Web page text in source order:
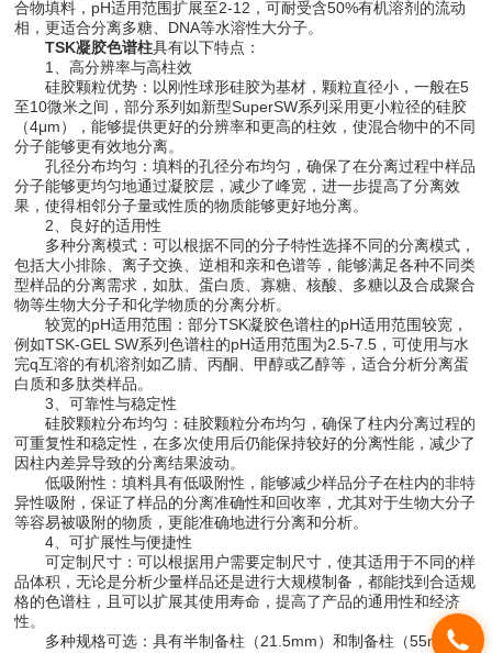
合物填料，pH适用范围扩展至2-12，可耐受含50%有机溶剂的流动
相，更适合分离多糖、DNA等水溶性大分子。
TSK凝胶色谱柱具有以下特点：
1、高分辨率与高柱效
硅胶颗粒优势：以刚性球形硅胶为基材，颗粒直径小，一般在5
至10微米之间，部分系列如新型SuperSW系列采用更小粒径的硅胶
（4μm），能够提供更好的分辨率和更高的柱效，使混合物中的不同
分子能够更有效地分离。
孔径分布均匀：填料的孔径分布均匀，确保了在分离过程中样品
分子能够更均匀地通过凝胶层，减少了峰宽，进一步提高了分离效
果，使得相邻分子量或性质的物质能够更好地分离。
2、良好的适用性
多种分离模式：可以根据不同的分子特性选择不同的分离模式，
包括大小排除、离子交换、逆相和亲和色谱等，能够满足各种不同类
型样品的分离需求，如肽、蛋白质、寡糖、核酸、多糖以及合成聚合
物等生物大分子和化学物质的分离分析。
较宽的pH适用范围：部分TSK凝胶色谱柱的pH适用范围较宽，
例如TSK-GEL SW系列色谱柱的pH适用范围为2.5-7.5，可使用与水
完q互溶的有机溶剂如乙腈、丙酮、甲醇或乙醇等，适合分析分离蛋
白质和多肽类样品。
3、可靠性与稳定性
硅胶颗粒分布均匀：硅胶颗粒分布均匀，确保了柱内分离过程的
可重复性和稳定性，在多次使用后仍能保持较好的分离性能，减少了
因柱内差异导致的分离结果波动。
低吸附性：填料具有低吸附性，能够减少样品分子在柱内的非特
异性吸附，保证了样品的分离准确性和回收率，尤其对于生物大分子
等容易被吸附的物质，更能准确地进行分离和分析。
4、可扩展性与便捷性
可定制尺寸：可以根据用户需要定制尺寸，使其适用于不同的样
品体积，无论是分析少量样品还是进行大规模制备，都能找到合适规
格的色谱柱，且可以扩展其使用寿命，提高了产品的通用性和经济
性。
多种规格可选：具有半制备柱（21.5mm）和制备柱（55mm、